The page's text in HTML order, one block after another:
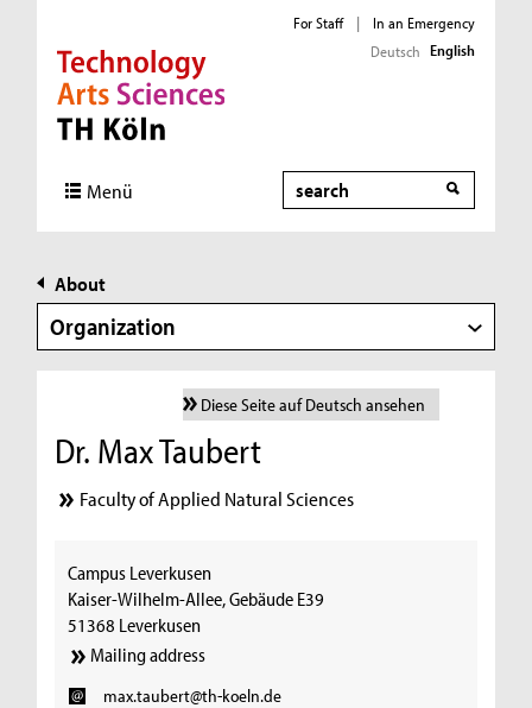
Direkt zur Hauptnavigation
Direkt zur Subnavigation
Direkt zum Inhalt
Direkt zum Fußbereich
For Staff |
In an Emergency
Deutsch English
Menü Search
About
Organization
Diese Seite auf Deutsch ansehen
Dr. Max Taubert
Faculty of Applied Natural Sciences
Campus Leverkusen
Kaiser-Wilhelm-Allee, Gebäude E39
51368 Leverkusen
Mailing address
max.taubert@th-koeln.de